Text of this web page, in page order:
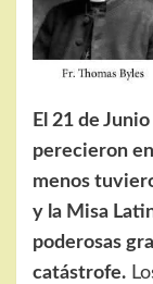
El 21 de
perecieron
menos
y la Misa
poderosas
catástrofe.